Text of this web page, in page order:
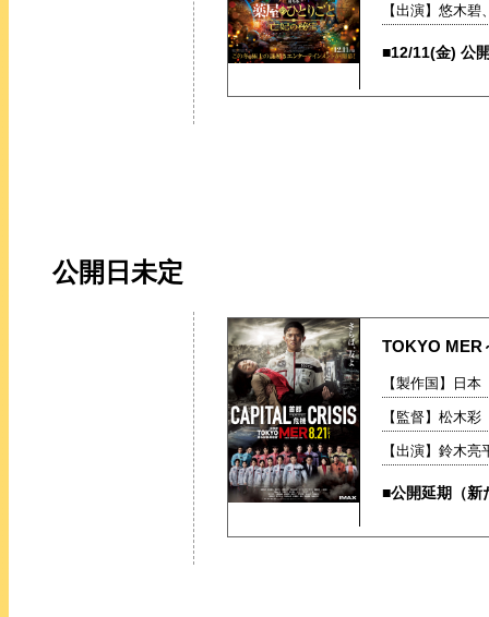
【出演】悠木
■12/11(金) 公
公開日未定
TOKYO MER
【製作国】日
【監督】松木
【出演】鈴木
■公開延期（